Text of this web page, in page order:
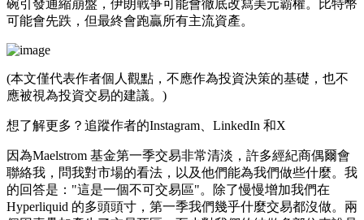
碗引發通縮崩盤，伊朗戰爭可能會徹底改寫美元霸權。比特幣
可能會先跌，但最終會跑贏所有主流資產。
(本文僅代表作者個人觀點，不應作為投資決策的基礎，也不
應被視為投資交易的建議。)
想了解更多？追蹤作者的Instagram、LinkedIn 和X
因為Maelstrom 基金第一季交易非常清淡，許多經紀商偶爾會
聯絡我，問我對市場的看法，以及他們能為我們做些什麼。我
的回答是："這是一個不可交易區"。除了慢慢增加我們在
Hyperliquid 的多頭頭寸，第一季我們幾乎什麼交易都沒做。兩